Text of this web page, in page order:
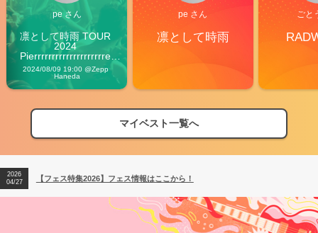
pe さん
凛として時雨 TOUR
2024
Pierrrrrrrrrrrrrrrrrrrre
Vibes
2024/08/09 19:00 @Zepp
Haneda
pe さん
凛として時雨
ごと
マイベスト一覧へ
【フェス特集2026】フェス情報はここから！
【ライブ動員ランキング】2026年上半期編発表！
2026
04/27
【フェス特集2026】フェス情報はここから！
2026
【ライブ動員ランキング】2026年上半期編発表！